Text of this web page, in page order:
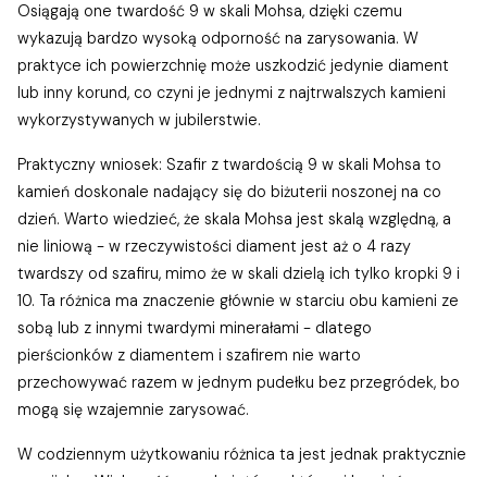
Osiągają one twardość 9 w skali Mohsa, dzięki czemu
wykazują bardzo wysoką odporność na zarysowania. W
praktyce ich powierzchnię może uszkodzić jedynie diament
lub inny korund, co czyni je jednymi z najtrwalszych kamieni
wykorzystywanych w jubilerstwie.
Praktyczny wniosek: Szafir z twardością 9 w skali Mohsa to
kamień doskonale nadający się do biżuterii noszonej na co
dzień. Warto wiedzieć, że skala Mohsa jest skalą względną, a
nie liniową - w rzeczywistości diament jest aż o 4 razy
twardszy od szafiru, mimo że w skali dzielą ich tylko kropki 9 i
10. Ta różnica ma znaczenie głównie w starciu obu kamieni ze
sobą lub z innymi twardymi minerałami - dlatego
pierścionków z diamentem i szafirem nie warto
przechowywać razem w jednym pudełku bez przegródek, bo
mogą się wzajemnie zarysować.
W codziennym użytkowaniu różnica ta jest jednak praktycznie